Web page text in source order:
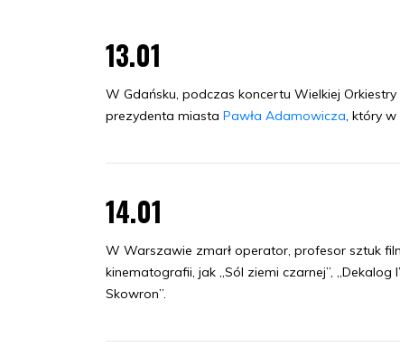
13.01
W Gdańsku, podczas koncertu Wielkiej
prezydenta miasta Pawła Adamowicza, który w
14.01
W Warszawie zmarł operator, profesor sztuk
kinematografii, jak „Sól ziemi czarnej”, „Dekalog
Skowron”.